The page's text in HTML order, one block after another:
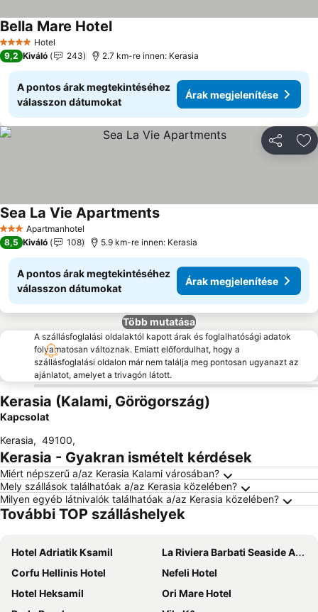
4 KategóriaHotel
Bella Mare Hotel
9,2 Kiváló 243 2.7 km-re innen: Kerasia
A pontos árak megtekintéséhez
válasszon dátumokat
Árak megjelenítése
3 KategóriaApartmanhotel
Sea La Vie Apartments
8,5 Kiváló 108 5.9 km-re innen: Kerasia
A pontos árak megtekintéséhez
válasszon dátumokat
Árak megjelenítése
Több mutatása
A szállásfoglalási oldalaktól kapott árak és foglalhatósági adatok
folyamatosan változnak. Emiatt előfordulhat, hogy a
szállásfoglalási oldalon már nem találja meg pontosan ugyanazt az
ajánlatot, amelyet a trivagón látott.
Kerasia (Kalami, Görögország)
Kapcsolat
Kerasia, 49100,
Kerasia - Gyakran ismételt kérdések
Miért népszerű a/az Kerasia Kalami városában?
Mely szállások találhatóak a/az Kerasia közelében?
Milyen egyéb látnivalók találhatóak a/az Kerasia közelében?
További TOP szálláshelyek
Hotel Adriatik Ksamil
La Riviera Barbati Seaside Apartments
Corfu Hellinis Hotel
Nefeli Hotel
Hotel Heksamil
Ori Mare Hotel